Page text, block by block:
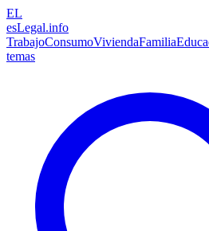
EL
esLegal.info
TrabajoConsumoViviendaFamilia
temas